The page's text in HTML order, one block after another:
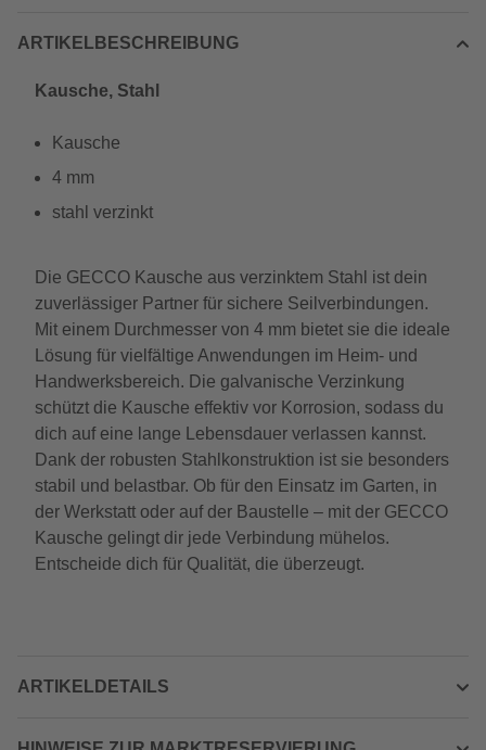
ARTIKELBESCHREIBUNG
Kausche, Stahl
Kausche
4 mm
stahl verzinkt
Die GECCO Kausche aus verzinktem Stahl ist dein
zuverlässiger Partner für sichere Seilverbindungen.
Mit einem Durchmesser von 4 mm bietet sie die ideale
Lösung für vielfältige Anwendungen im Heim- und
Handwerksbereich. Die galvanische Verzinkung
schützt die Kausche effektiv vor Korrosion, sodass du
dich auf eine lange Lebensdauer verlassen kannst.
Dank der robusten Stahlkonstruktion ist sie besonders
stabil und belastbar. Ob für den Einsatz im Garten, in
der Werkstatt oder auf der Baustelle – mit der GECCO
Kausche gelingt dir jede Verbindung mühelos.
Entscheide dich für Qualität, die überzeugt.
ARTIKELDETAILS